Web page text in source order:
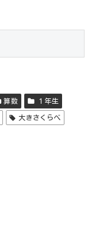
算数 １年生
大きさくらべ